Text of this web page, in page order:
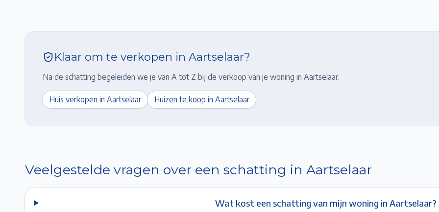
Klaar om te verkopen in Aartselaar?
Na de schatting begeleiden we je van A tot Z bij de verkoop van je woning in Aartselaar.
Huis verkopen in Aartselaar Huizen te koop in Aartselaar
Veelgestelde vragen over een schatting in Aartselaar
Wat kost een schatting van mijn woning in Aartselaar?